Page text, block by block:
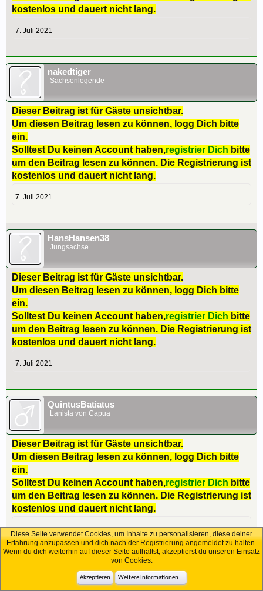
kostenlos und dauert nicht lang.
7. Juli 2021
nakedtiger
Sachsenlegende
Dieser Beitrag ist für Gäste unsichtbar.
Um diesen Beitrag lesen zu können, logg Dich bitte
ein.
Solltest Du keinen Account haben,registrier Dich bitte
um den Beitrag lesen zu können. Die Registrierung ist
kostenlos und dauert nicht lang.
7. Juli 2021
HansHansen38
Jungsachse
Dieser Beitrag ist für Gäste unsichtbar.
Um diesen Beitrag lesen zu können, logg Dich bitte
ein.
Solltest Du keinen Account haben,registrier Dich bitte
um den Beitrag lesen zu können. Die Registrierung ist
kostenlos und dauert nicht lang.
7. Juli 2021
QuintusBatiatus
Lanista von Capua
Dieser Beitrag ist für Gäste unsichtbar.
Um diesen Beitrag lesen zu können, logg Dich bitte
ein.
Solltest Du keinen Account haben,registrier Dich bitte
um den Beitrag lesen zu können. Die Registrierung ist
kostenlos und dauert nicht lang.
8. Juli 2021
HansHansen38
Jungsachse
Diese Seite verwendet Cookies, um Inhalte zu personalisieren, diese deiner
Erfahrung anzupassen und dich nach der Registrierung angemeldet zu halten.
Wenn du dich weiterhin auf dieser Seite aufhältst, akzeptierst du unseren Einsatz
von Cookies.
Akzeptieren Weitere Informationen...